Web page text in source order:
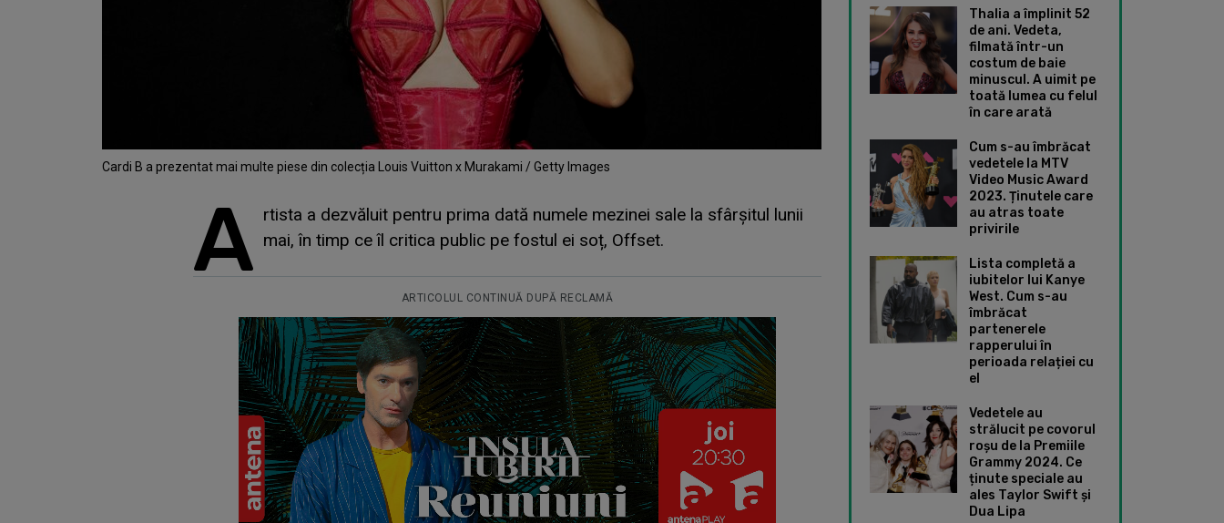
Cardi B a prezentat mai multe piese din colecția Louis Vuitton x Murakami / Getty Images
Thalia a împlinit 52
de ani. Vedeta,
filmată într-un
costum de baie
minuscul. A uimit pe
toată lumea cu felul
în care arată
Cum s-au îmbrăcat
vedetele la MTV
Video Music Award
2023. Ținutele care
au atras toate
privirile
Lista completă a
iubitelor lui Kanye
West. Cum s-au
îmbrăcat
partenerele
rapperului în
perioada relației cu
el
Vedetele au
strălucit pe covorul
roșu de la Premiile
Grammy 2024. Ce
ținute speciale au
ales Taylor Swift și
Dua Lipa
A rtista a dezvăluit pentru prima dată numele mezinei sale la sfârșitul lunii
mai, în timp ce îl critica public pe fostul ei soț, Offset.
ARTICOLUL CONTINUĂ DUPĂ RECLAMĂ